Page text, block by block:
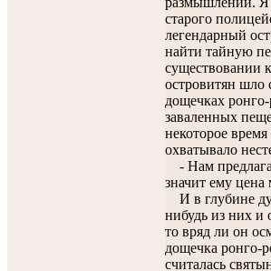
старого
легендарный
найти тайную
существовании
островитян шло
дощечках
заваленных
некоторое
охватывало
- Нам
значит ему
И в глубине
нибудь из них и
то вряд ли он
дощечка ронго-
считалась